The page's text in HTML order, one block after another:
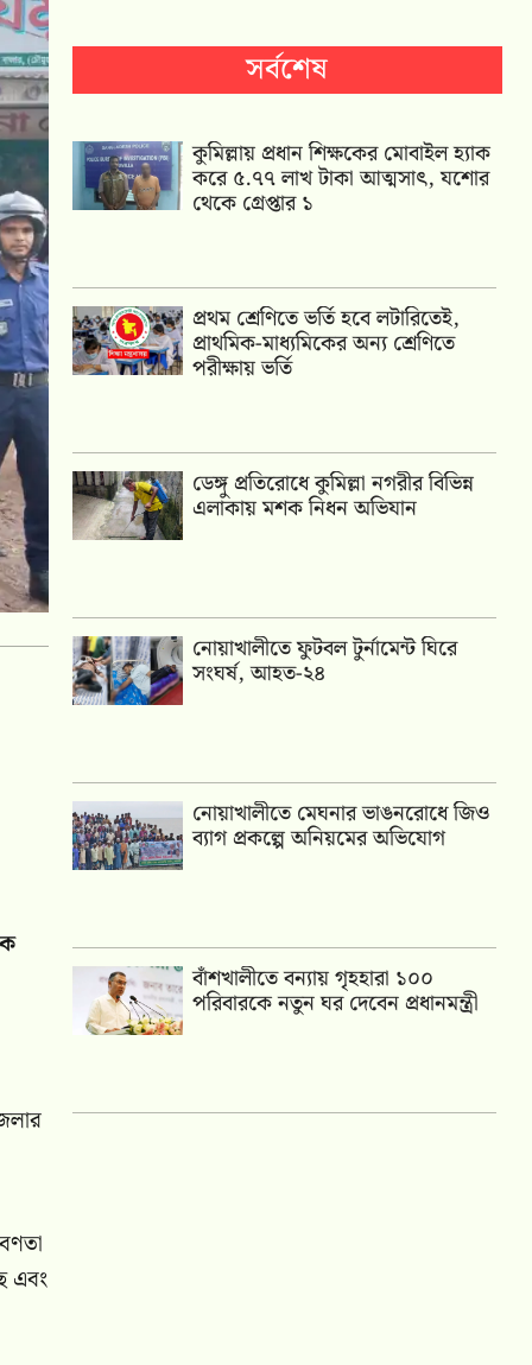
এবং
সর্বশেষ
কুমিল্লায় প্রধান শিক্ষকের মোবাইল হ্যাক
করে ৫.৭৭ লাখ টাকা আত্মসাৎ, যশোর
থেকে গ্রেপ্তার ১
প্রথম শ্রেণিতে ভর্তি হবে লটারিতেই,
প্রাথমিক-মাধ্যমিকের অন্য শ্রেণিতে
পরীক্ষায় ভর্তি
ডেঙ্গু প্রতিরোধে কুমিল্লা নগরীর বিভিন্ন
এলাকায় মশক নিধন অভিযান
নোয়াখালীতে ফুটবল টুর্নামেন্ট ঘিরে
সংঘর্ষ, আহত-২৪
নোয়াখালীতে মেঘনার ভাঙনরোধে জিও
ব্যাগ প্রকল্পে অনিয়মের অভিযোগ
বাঁশখালীতে বন্যায় গৃহহারা ১০০
পরিবারকে নতুন ঘর দেবেন প্রধানমন্ত্রী